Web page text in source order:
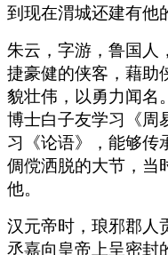
到现在渭城还建有他
朱云，字游，鲁国人
捷豪健的侠客，藉助
貌壮伟，以勇力闻名
博士白子友学习《周
习《论语》，能够传
倜傥洒脱的大节，当
他。
汉元帝时，琅邪郡人
丞嘉向皇帝上呈密封